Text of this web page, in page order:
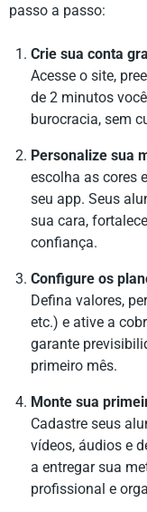
passo a passo:
Crie sua conta
Acesse o site,
de 2 minutos
burocracia, sem
Personalize sua
escolha as cores
seu app. Seus
sua cara,
confiança.
Configure os
Defina valores,
etc.) e ative a
garante
primeiro mês.
Monte sua
Cadastre seus
vídeos, áudios e
a entregar sua
profissional e